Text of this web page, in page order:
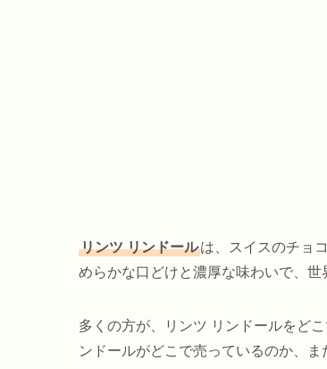
リンツ リンドールは、スイスのチョ
めらかな口どけと濃厚な味わいで、世
多くの方が、リンツ リンドールをど
ンドールがどこで売っているのか、